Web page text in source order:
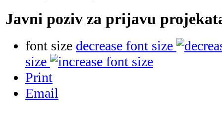
Javni poziv za prijavu
font size decrease font size
size
Print
Email